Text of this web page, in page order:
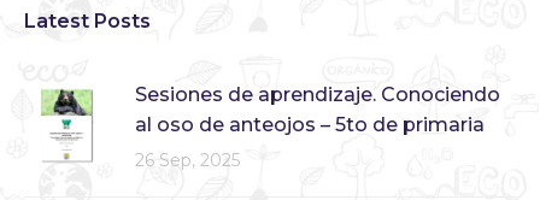
Latest Posts
Sesiones de aprendizaje. Conociendo
al oso de anteojos – 5to de primaria
26 Sep, 2025